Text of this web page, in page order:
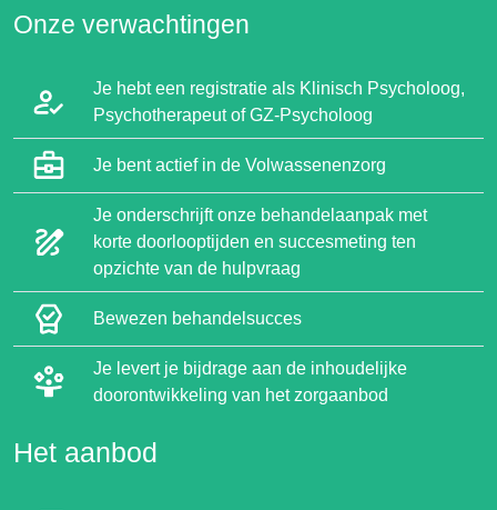
Onze verwachtingen
Je hebt een registratie als Klinisch Psycholoog,
Psychotherapeut of GZ-Psycholoog
Je bent actief in de Volwassenenzorg
Je onderschrijft onze behandelaanpak met
korte doorlooptijden en succesmeting ten
opzichte van de hulpvraag
Bewezen behandelsucces
Je levert je bijdrage aan de inhoudelijke
doorontwikkeling van het zorgaanbod
Het aanbod